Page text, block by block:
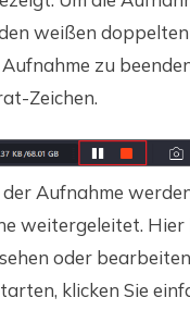
weißen
zu
Zeichen.
Aufnahme
weitergeleitet. Hier
oder
klicken Sie